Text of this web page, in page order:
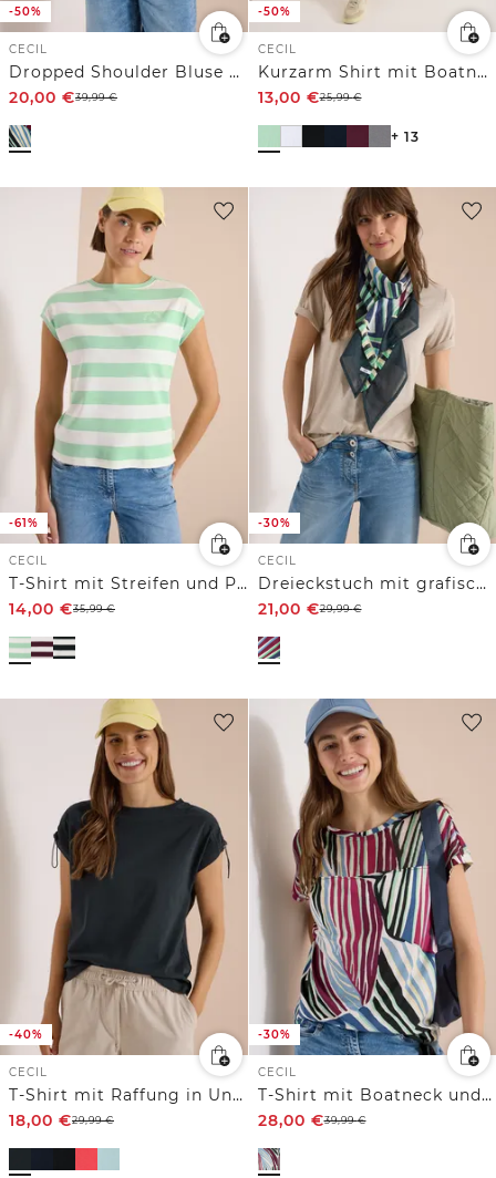
-50%
CECIL
Dropped Shoulder Bluse mit Struktur
20,00 €39,99€
-50%
CECIL
Kurzarm Shirt mit Boatneck und Raffung
13,00 €25,99€
+ 13
-61%
CECIL
T-Shirt mit Streifen und Printdetail
14,00 €35,99€
-30%
CECIL
Dreieckstuch mit grafischem Muster
21,00 €29,99€
-40%
CECIL
T-Shirt mit Raffung in Unifarbe
18,00 €29,99€
-30%
CECIL
T-Shirt mit Boatneck und Mesh-Einsatz
28,00 €39,99€